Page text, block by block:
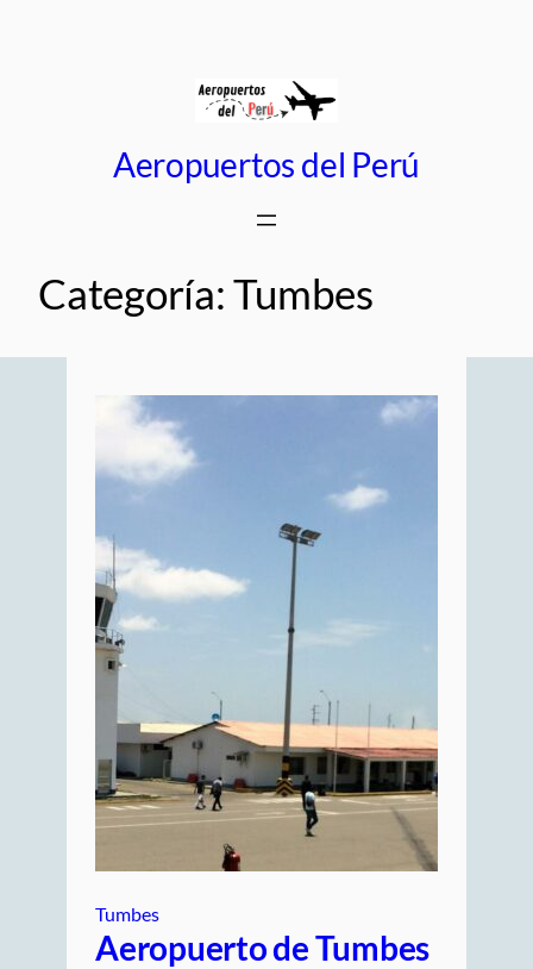
Aeropuertos del Perú
Categoría:Tumbes
Tumbes
Aeropuerto de Tumbes